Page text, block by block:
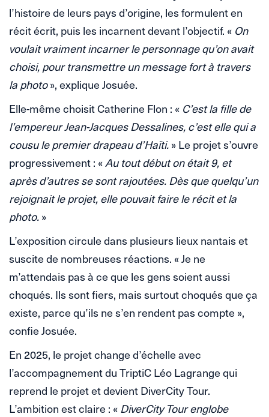
l’histoire de leurs pays d’origine, les formulent en
récit écrit, puis les incarnent devant l’objectif. « On
voulait vraiment incarner le personnage qu’on avait
choisi, pour transmettre un message fort à travers
la photo», explique Josuée.
Elle-même choisit Catherine Flon : « C’est la fille de
l’empereur Jean-Jacques Dessalines, c’est elle qui a
cousu le premier drapeau d’Haïti.» Le projet s’ouvre
progressivement : «Au tout début on était 9, et
après d’autres se sont rajoutées. Dès que quelqu’un
rejoignait le projet, elle pouvait faire le récit et la
photo.»
L’exposition circule dans plusieurs lieux nantais et
suscite de nombreuses réactions. « Je ne
m’attendais pas à ce que les gens soient aussi
choqués. Ils sont fiers, mais surtout choqués que ça
existe, parce qu’ils ne s’en rendent pas compte »,
confie Josuée.
En 2025, le projet change d’échelle avec
l’accompagnement du TriptiC Léo Lagrange qui
reprend le projet et devient DiverCity Tour.
L’ambition est claire : «DiverCity Tour englobe